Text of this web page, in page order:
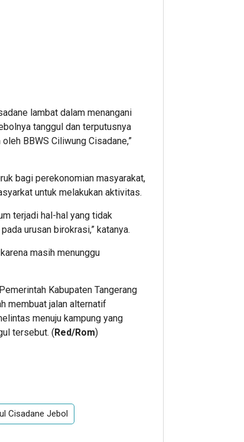
lambat dalam menangani
tanggul dan terputusnya
BBWS Ciliwung Cisadane,”
bagi perekonomian masyarakat,
untuk melakukan aktivitas.
terjadi hal-hal yang tidak
urusan birokrasi,” katanya.
masih menunggu
Kabupaten Tangerang
membuat jalan alternatif
menuju kampung yang
tersebut. (Red/Rom)
Cisadane Jebol